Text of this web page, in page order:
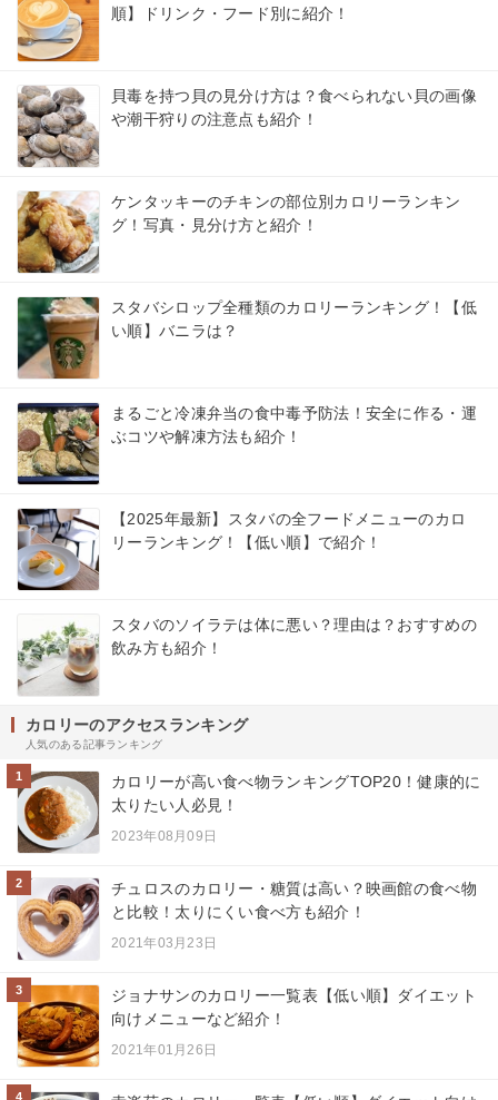
順】ドリンク・フード別に紹介！
貝毒を持つ貝の見分け方は？食べられない貝の画像
や潮干狩りの注意点も紹介！
ケンタッキーのチキンの部位別カロリーランキン
グ！写真・見分け方と紹介！
スタバシロップ全種類のカロリーランキング！【低
い順】バニラは？
まるごと冷凍弁当の食中毒予防法！安全に作る・運
ぶコツや解凍方法も紹介！
【2025年最新】スタバの全フードメニューのカロ
リーランキング！【低い順】で紹介！
スタバのソイラテは体に悪い？理由は？おすすめの
飲み方も紹介！
カロリーのアクセスランキング
人気のある記事ランキング
1
カロリーが高い食べ物ランキングTOP20！健康的に
太りたい人必見！
2023年08月09日
2
チュロスのカロリー・糖質は高い？映画館の食べ物
と比較！太りにくい食べ方も紹介！
2021年03月23日
3
ジョナサンのカロリー一覧表【低い順】ダイエット
向けメニューなど紹介！
2021年01月26日
4